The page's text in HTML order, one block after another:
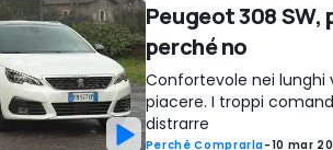
Peugeot 308
perché no
Confortevole nei lunghi
piacere. I troppi
distrarre
Perché Comprarla-10 mar